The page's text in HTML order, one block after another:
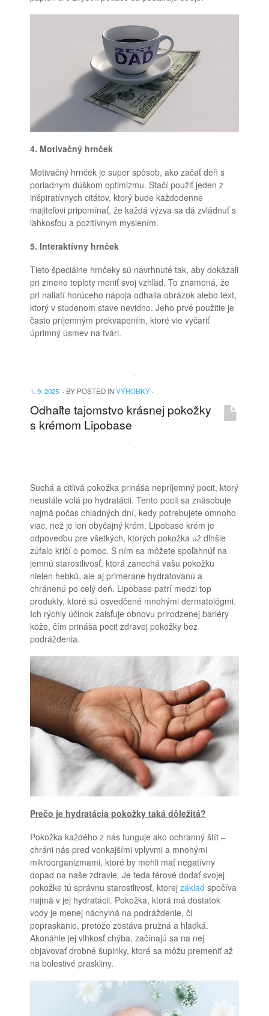
4. Motivačný hrnček
Motivačný hrnček je super spôsob, ako začať deň s
poriadnym dúškom optimizmu. Stačí použiť jeden z
inšpiratívnych citátov, ktorý bude každodenne
majiteľovi pripomínať, že každá výzva sa dá zvládnuť s
ľahkosťou a pozitívnym myslením.
5. Interaktívny hrnček
Tieto špeciálne hrnčeky sú navrhnuté tak, aby dokázali
pri zmene teploty meniť svoj vzhľad. To znamená, že
pri naliatí horúceho nápoja odhalia obrázok alebo text,
ktorý v studenom stave nevidno. Jeho prvé použitie je
často príjemným prekvapením, ktoré vie vyčariť
úprimný úsmev na tvári.
1. 9. 2025 · BY POSTED INVÝROBKY ·
Odhaľte tajomstvo krásnej pokožky
s krémom Lipobase
Suchá a citlivá pokožka prináša nepríjemný pocit, ktorý
neustále volá po hydratácii. Tento pocit sa znásobuje
najmä počas chladných dní, kedy potrebujete omnoho
viac, než je len obyčajný krém. Lipobase krém je
odpoveďou pre všetkých, ktorých pokožka už dlhšie
zúfalo kričí o pomoc. S ním sa môžete spoľahnúť na
jemnú starostlivosť, ktorá zanechá vašu pokožku
nielen hebkú, ale aj primerane hydratovanú a
chránenú po celý deň. Lipobase patrí medzi top
produkty, ktoré sú osvedčené mnohými dermatológmi.
Ich rýchly účinok zaisťuje obnovu prirodzenej bariéry
kože, čím prináša pocit zdravej pokožky bez
podráždenia.
Prečo je hydratácia pokožky taká dôležitá?
Pokožka každého z nás funguje ako ochranný štít –
chráni nás pred vonkajšími vplyvmi a mnohými
mikroorganizmami, ktoré by mohli mať negatívny
dopad na naše zdravie. Je teda férové dodať svojej
pokožke tú správnu starostlivosť, ktorej základ spočíva
najmä v jej hydratácii. Pokožka, ktorá má dostatok
vody je menej náchylná na podráždenie, či
popraskanie, pretože zostáva pružná a hladká.
Akonáhle jej vlhkosť chýba, začínajú sa na nej
objavovať drobné šupinky, ktoré sa môžu premeniť až
na bolestivé praskliny.